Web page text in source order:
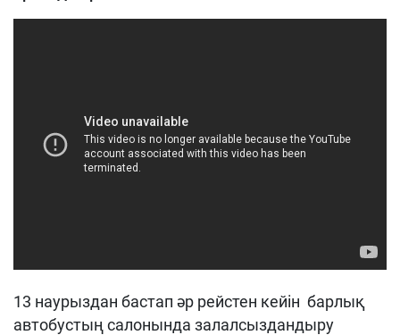
13 наурыздан бастап әр рейстен кейін барлық
автобустың салонында залалсыздандыру